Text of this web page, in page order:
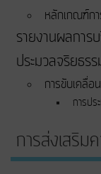
หลักเกณฑ์ก
รายงานผลการ
ประมวลจริยธร
การขับเคลื่อ
การปร
การส่งเสริม